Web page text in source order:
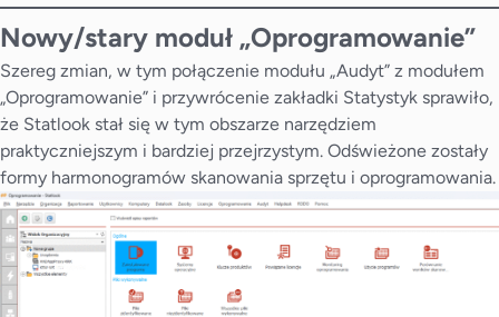
Nowy/stary moduł „Oprogramowanie”
Szereg zmian, w tym połączenie modułu „Audyt” z modułem
„Oprogramowanie” i przywrócenie zakładki Statystyk sprawiło,
że Statlook stał się w tym obszarze narzędziem
praktyczniejszym i bardziej przejrzystym. Odświeżone zostały
formy harmonogramów skanowania sprzętu i oprogramowania.